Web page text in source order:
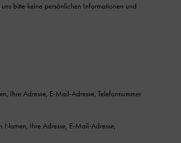
bitte keine persönlichen Informationen und
Ihre Adresse, E-Mail-Adresse, Telefonnummer
Ihre Adresse, E-Mail-Adresse,